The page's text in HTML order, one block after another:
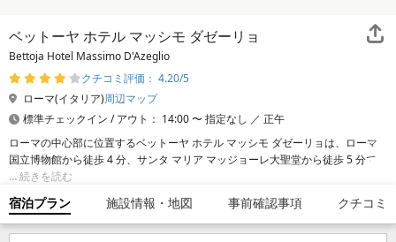
ベットーヤ ホテル マッシモ ダゼーリョ
Bettoja Hotel Massimo D'Azeglio
クチコミ評価： 4.20/5
ローマ(イタリア)周辺マップ
標準チェックイン / アウト： 14:00 〜 指定なし ／ 正午
ローマの中心部に位置するベットーヤ ホテル マッシモ ダゼーリョは、ローマ
国立博物館から徒歩 4 分、サンタ マリア マッジョーレ大聖堂から徒歩 5 分で
す。 このファミリー向けホテルは、フォーラム ローマまで 1.2 km、コロッセ
オまで 1.6 km の場所にあります。
続きを読む
宿泊プラン 施設情報・地図 事前確認事項 クチコミ